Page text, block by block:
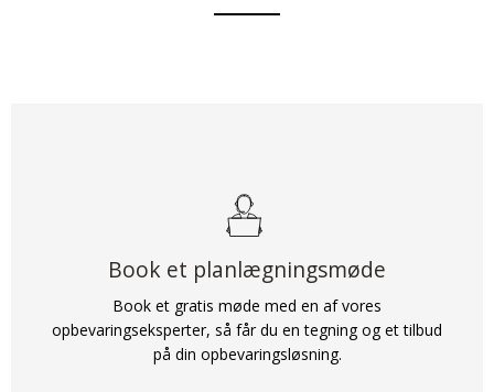
Book et planlægningsmøde
Book et gratis møde med en af vores
opbevaringseksperter, så får du en tegning og et tilbud
på din opbevaringsløsning.